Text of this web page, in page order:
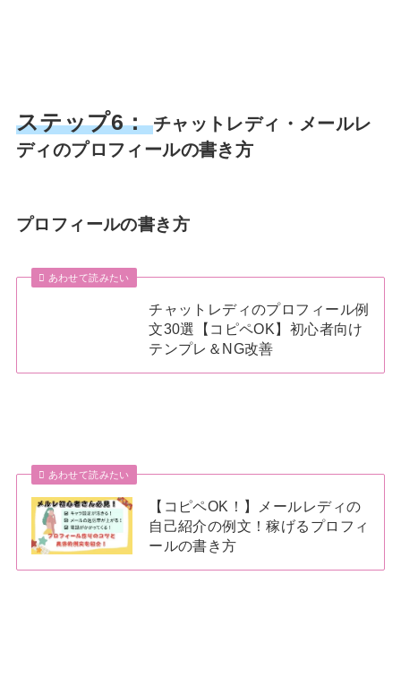
ステップ6： チャットレディ・メールレ
ディのプロフィールの書き方
プロフィールの書き方
あわせて読みたい
チャットレディのプロフィール例
文30選【コピペOK】初心者向け
テンプレ＆NG改善
あわせて読みたい
【コピペOK！】メールレディの
自己紹介の例文！稼げるプロフィ
ールの書き方